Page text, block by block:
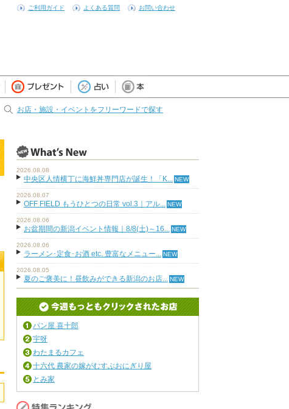
ご利用ガイド よくある質問 お問い合わせ
お店・施設・イベントをフリーワードで探す
2026.08.08
中央区人情横丁に海鮮丼専門店が誕生！「K...
2026.08.07
OFF FIELD もうひとつの日常 vol.3｜アル...
2026.08.06
お盆期間の新潟イベント情報｜8/8(土)～16...
2026.08.06
ラーメン･定食･お酒 etc. 豊富なメニュー...
2026.08.05
夏のご褒美に！昼飲みができる新潟のお店...
パン屋 喜十郎
宇呀
わたまるカフェ
十六代 農家の嫁がむすぶおにぎり屋
とみ家